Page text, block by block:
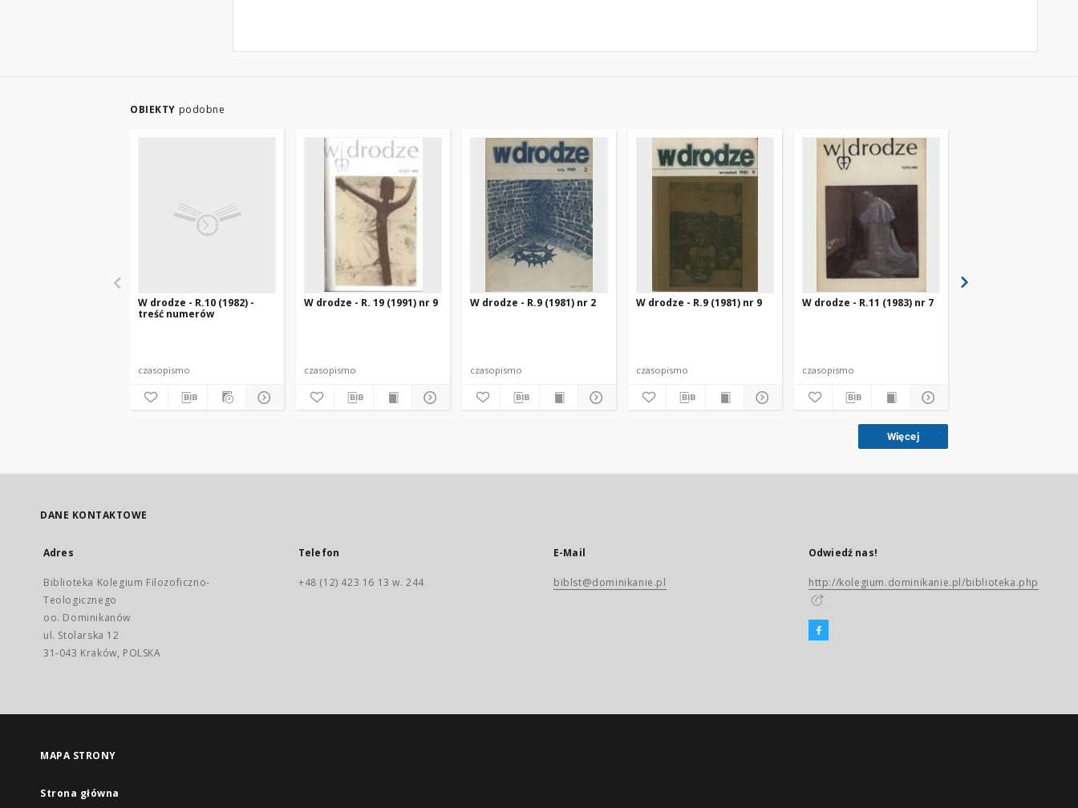
OBIEKTY podobne
W drodze - R.10 (1982) -
treść numerów
czasopismo
W drodze - R. 19 (1991) nr 9
czasopismo
W drodze - R.9 (1981) nr 2
czasopismo
W drodze - R.9 (1981) nr 9
czasopismo
W drodze - R.11 (1983) nr 7
czasopismo
Więcej
DANE KONTAKTOWE
Adres
Biblioteka Kolegium Filozoficzno-
Teologicznego
oo. Dominikanów
ul. Stolarska 12
31-043 Kraków, POLSKA
Telefon
+48 (12) 423 16 13 w. 244
E-Mail
biblst@dominikanie.pl
Odwiedź nas!
http://kolegium.dominikanie.pl/biblioteka.php
MAPA STRONY
Strona główna